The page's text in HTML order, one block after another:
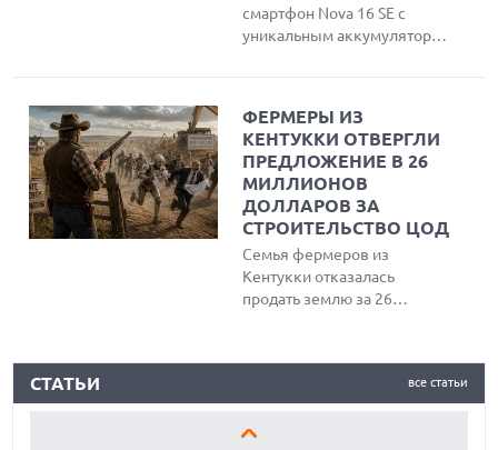
компанию.
смартфон Nova 16 SE с
уникальным аккумулятором
IP69K. Устройство оснащено
ярким OLED-дисплеем,
чипсетом Kirin 8020 и
работает под управлением
HarmonyOS 6.1.
ФЕРМЕРЫ ИЗ
КЕНТУККИ ОТВЕРГЛИ
ПРЕДЛОЖЕНИЕ В 26
МИЛЛИОНОВ
ДОЛЛАРОВ ЗА
СТРОИТЕЛЬСТВО ЦОД
Семья фермеров из
Кентукки отказалась
продать землю за 26
обработки данных ИИ,
наследие и экологию
все статьи
СТАТЬИ
ОБЗОР МОНИТОРА MSI PRO MAX 271PHW E14